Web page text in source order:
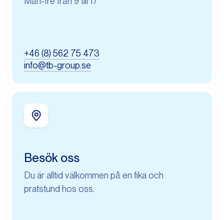
+46 (8) 562 75 473
info@tb-group.se
Besök oss
Du är alltid välkommen på en fika och
pratstund hos oss.